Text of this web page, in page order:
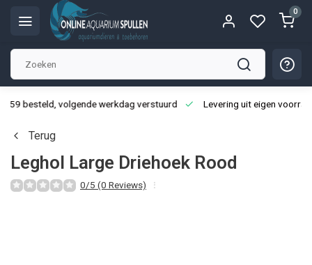
0
besteld, volgende werkdag verstuurd Levering uit eigen
Terug
Leghol Large Driehoek Rood
0/5 (0 Reviews)